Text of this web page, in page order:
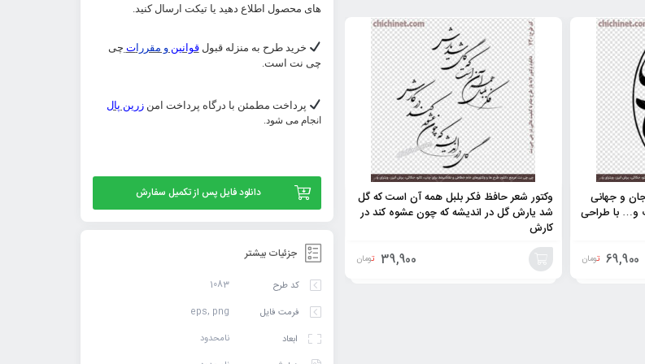
و جهانی
و… با طراحی
69,900 تومان
وکتور شعر حافظ فکر بلبل همه آن است که گل
شد یارش گل در اندیشه که چون عشوه کند در
کارش
39,900 تومان
وکتور شعر حافظ ای پادشه خوبان داد از غم
تنهایی دل بی تو به جان آمد وقت است که
افزودن
به
سبد
های محصول اطلاع دهید یا تیکت ارسال کنید.
خرید طرح به منزله قبول قوانینو مقررات چی
چی نت است.
پرداخت مطمئن با درگاه پرداخت امن زرین پال
انجام می شود.
دانلود فایل پس از تکمیل سفارش
جزئیات بیشتر
کد طرح
1083
فرمت فایل
eps, png
ابعاد
نامحدود